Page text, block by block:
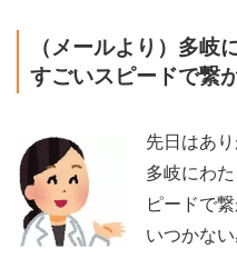
（メールより）多岐
すごいスピードで繋
先日はあ
多岐にわ
ピードで
いつかない